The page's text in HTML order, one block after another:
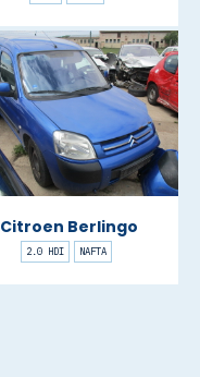
Citroen Berlingo
2.0 HDI NAFTA